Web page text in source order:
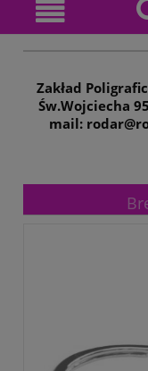
Zakład
Św.Wojciecha
mail: